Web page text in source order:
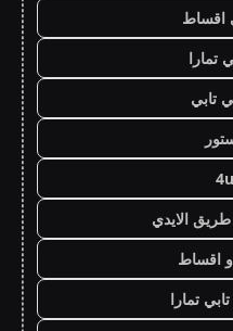
اقساط
تمارا
تابي
الايدي
اقساط
تمارا